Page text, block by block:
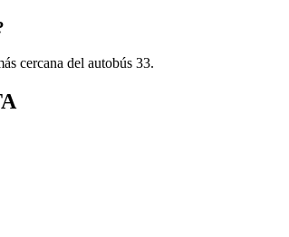
cercana del autobús 33.